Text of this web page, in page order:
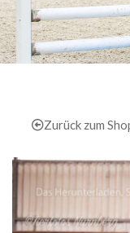
Zurück zum